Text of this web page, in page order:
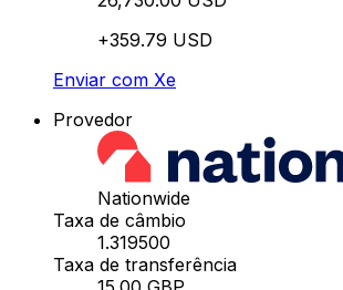
+359.79 USD
Enviar com Xe
Provedor
Nationwide
Taxa de câmbio
1.319500
Taxa de transferência